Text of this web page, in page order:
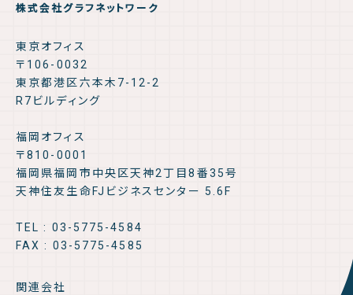
株式会社グラフネットワーク
東京オフィス
〒106-0032
東京都港区六本木7-12-2
R7ビルディング
福岡オフィス
〒810-0001
福岡県福岡市中央区天神2丁目8番35号
天神住友生命FJビジネスセンター 5.6F
TEL : 03-5775-4584
FAX : 03-5775-4585
関連会社